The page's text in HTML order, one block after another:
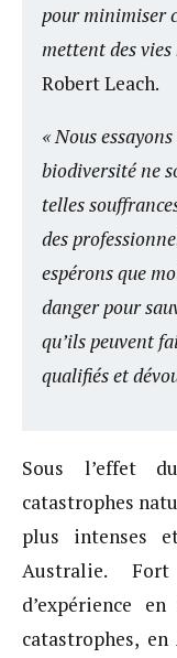
pour minimiser
mettent des
Robert Leach.
« Nous
biodiversité ne
telles
des
espérons que
danger pour
qu’ils peuvent
qualifiés et
Sous l’effet
catastrophes
plus intenses
Australie.
d’expérience
catastrophes,